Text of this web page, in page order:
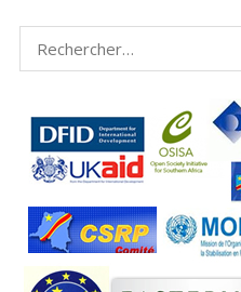
Rechercher :